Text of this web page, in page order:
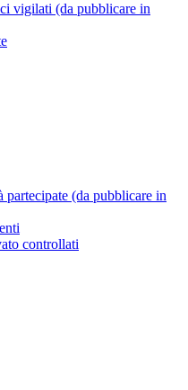
vigilati (da pubblicare in
partecipate (da pubblicare in
controllati